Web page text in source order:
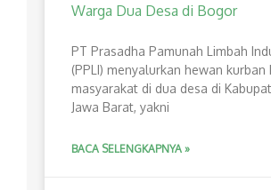
Warga Dua Desa di Bogor
PT Prasadha Pamunah Limbah
(PPLI) menyalurkan hewan kurban
masyarakat di dua desa di
Jawa Barat, yakni
BACA SELENGKAPNYA »